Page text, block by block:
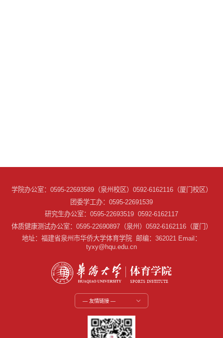
学院办公室：0595-22693589（泉州校区）0592-6162116（厦门校区）
团委学工办：0595-22691539
研究生办公室：0595-22693519 0592-6162117
体质健康测试办公室：0595-22690897（泉州）0592-6162116（厦门）
地址：福建省泉州市华侨大学体育学院 邮编：362021 Email：
tyxy@hqu.edu.cn
— 友情链接 —